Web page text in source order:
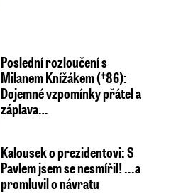
Poslední rozloučení s
Milanem Knížákem (†86):
Dojemné vzpomínky přátel a
záplava…
Kalousek o prezidentovi: S
Pavlem jsem se nesmířil! ...a
promluvil o návratu